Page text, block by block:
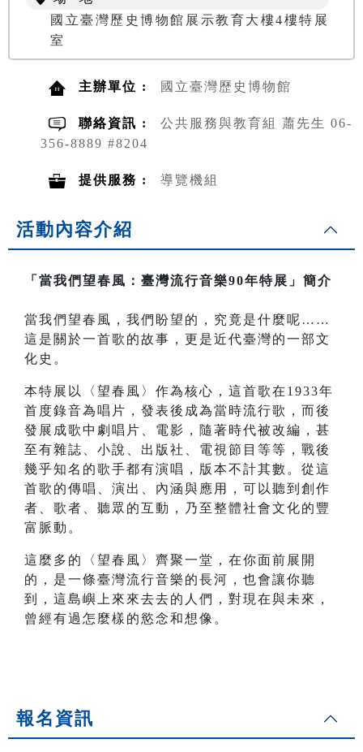
國立臺灣歷史博物館展示教育大樓4樓特展
室
主辦單位 : 國立臺灣歷史博物館
聯絡資訊 :
公共服務與教育組 蕭先生 06-
356-8889 #8204
提供服務 : 導覽機組
活動內容介紹
「當我們望春風：臺灣流行音樂90年特展」簡介
當我們望春風，我們盼望的，究竟是什麼呢……
這是關於一首歌的故事，更是近代臺灣的一部文
化史。
本特展以〈望春風〉作為核心，這首歌在1933年
首度錄音為唱片，發表後成為當時流行歌，而後
發展成歌中劇唱片、電影，隨著時代被改編，甚
至有雜誌、小說、出版社、電視節目等等，戰後
幾乎知名的歌手都有演唱，版本不計其數。從這
首歌的傳唱、演出、內涵與應用，可以聽到創作
者、歌者、聽眾的互動，乃至整體社會文化的豐
富脈動。
這麼多的〈望春風〉齊聚一堂，在你面前展開
的，是一條臺灣流行音樂的長河，也會讓你聽
到，這島嶼上來來去去的人們，對現在與未來，
曾經有過怎麼樣的慾念和想像。
報名資訊